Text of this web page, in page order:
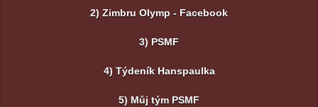
2) Zimbru Olymp - Facebook
3) PSMF
4) Týdeník Hanspaulka
5) Můj tým PSMF